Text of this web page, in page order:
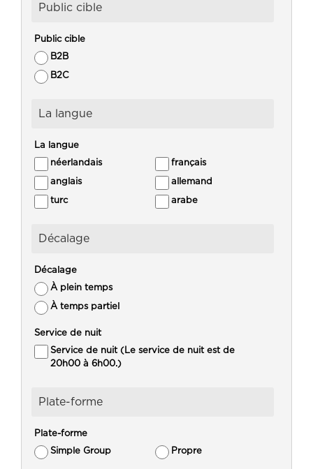
Public cible
Public cible
B2B
B2C
La langue
La langue
néerlandais
français
anglais allemand
turc arabe
Décalage
Décalage
À plein temps
À temps partiel
Service de nuit
Service de nuit (Le service de nuit est de
20h00 à 6h00.)
Plate-forme
Plate-forme
Simple Group
Propre